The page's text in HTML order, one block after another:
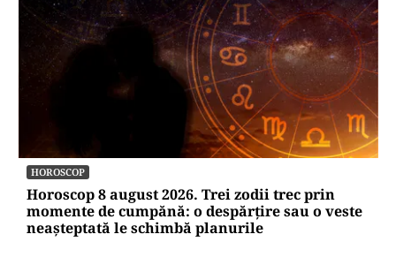
HOROSCOP
Horoscop 8 august 2026. Trei zodii trec prin
momente de cumpănă: o despărțire sau o veste
neașteptată le schimbă planurile